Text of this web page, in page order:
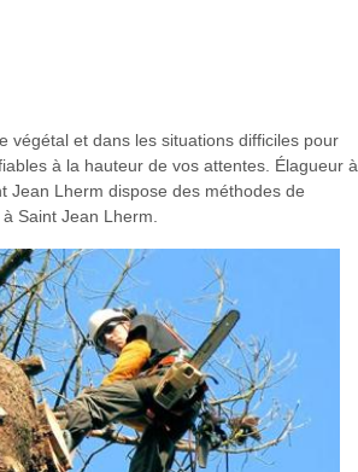
végétal et dans les situations difficiles pour
à la hauteur de vos attentes. Élagueur à
Jean Lherm dispose des méthodes de
Saint Jean Lherm.